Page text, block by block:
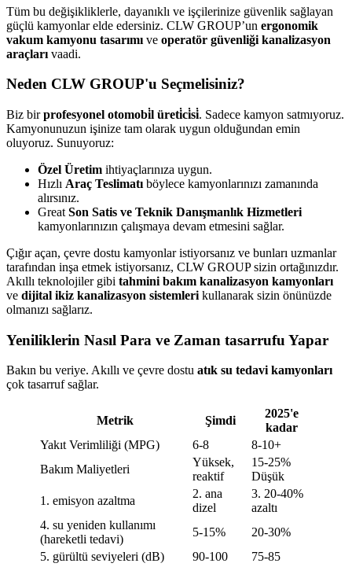
Tüm bu değişikliklerle, dayanıklı ve işçilerinize güvenlik sağlayan
güçlü kamyonlar elde edersiniz. CLW GROUP’un ergonomik
vakum kamyonu tasarımı ve operatör güvenliği kanalizasyon
araçları vaadi.
Neden CLW GROUP'u Seçmelisiniz?
Biz birprofesyonel otomobi̇l üreti̇ci̇si̇. Sadece kamyon satmıyoruz.
Kamyonunuzun işinize tam olarak uygun olduğundan emin
oluyoruz. Sunuyoruz:
Özel Üretim ihtiyaçlarınıza uygun.
Hızlı Araç Teslimatı böylece kamyonlarınızı zamanında
alırsınız.
Great Son Satis ve Teknik Danışmanlık Hizmetleri
kamyonlarınızın çalışmaya devam etmesini sağlar.
Çığır açan, çevre dostu kamyonlar istiyorsanız ve bunları uzmanlar
tarafından inşa etmek istiyorsanız, CLW GROUP sizin ortağınızdır.
Akıllı teknolojiler gibi tahmini bakım kanalizasyon kamyonları
ve dijital ikiz kanalizasyon sistemleri kullanarak sizin önünüzde
olmanızı sağlarız.
Yeniliklerin Nasıl Para ve Zaman tasarrufu Yapar
Bakın bu veriye. Akıllı ve çevre dostu atık su tedavi kamyonları
çok tasarruf sağlar.
Metrik Şimdi
2025'e
kadar
Yakıt Verimliliği (MPG)
6-8
8-10+
Bakım Maliyetleri
Yüksek,
reaktif
15-25%
Düşük
1. emisyon azaltma
2. ana
dizel
3. 20-40%
azaltı
4. su yeniden kullanımı
(hareketli tedavi)
5-15%
20-30%
5. gürültü seviyeleri (dB)
90-100 75-85